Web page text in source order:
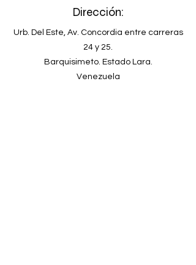
Dirección:
Urb. Del Este, Av. Concordia entre carreras
24 y 25.
Barquisimeto. Estado Lara.
Venezuela